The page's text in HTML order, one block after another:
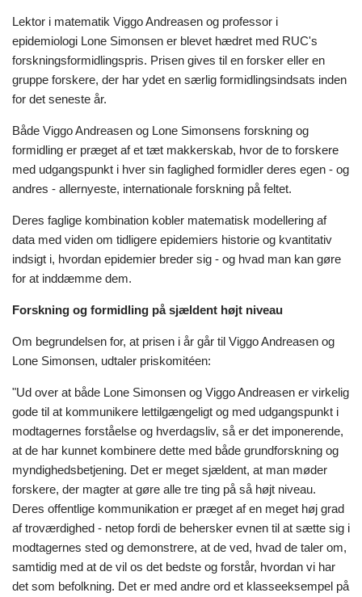
Lektor i matematik Viggo Andreasen og professor i
epidemiologi Lone Simonsen er blevet hædret med RUC's
forskningsformidlingspris. Prisen gives til en forsker eller en
gruppe forskere, der har ydet en særlig formidlingsindsats inden
for det seneste år.
Både Viggo Andreasen og Lone Simonsens forskning og
formidling er præget af et tæt makkerskab, hvor de to forskere
med udgangspunkt i hver sin faglighed formidler deres egen - og
andres - allernyeste, internationale forskning på feltet.
Deres faglige kombination kobler matematisk modellering af
data med viden om tidligere epidemiers historie og kvantitativ
indsigt i, hvordan epidemier breder sig - og hvad man kan gøre
for at inddæmme dem.
Forskning og formidling på sjældent højt niveau
Om begrundelsen for, at prisen i år går til Viggo Andreasen og
Lone Simonsen, udtaler priskomitéen:
"Ud over at både Lone Simonsen og Viggo Andreasen er virkelig
gode til at kommunikere lettilgængeligt og med udgangspunkt i
modtagernes forståelse og hverdagsliv, så er det imponerende,
at de har kunnet kombinere dette med både grundforskning og
myndighedsbetjening. Det er meget sjældent, at man møder
forskere, der magter at gøre alle tre ting på så højt niveau.
Deres offentlige kommunikation er præget af en meget høj grad
af troværdighed - netop fordi de behersker evnen til at sætte sig i
modtagernes sted og demonstrere, at de ved, hvad de taler om,
samtidig med at de vil os det bedste og forstår, hvordan vi har
det som befolkning. Det er med andre ord et klasseeksempel på